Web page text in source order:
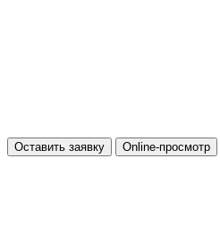
Оставить заявку Online-просмотр